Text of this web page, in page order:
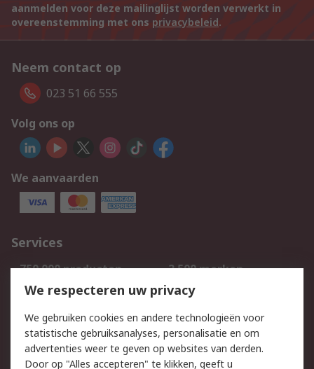
aanmelden voor deze mailinglijst worden verwerkt in
overeenstemming met ons privacybeleid.
Neem contact op
023 51 66 555
Volg ons op
We aanvaarden
Services
750.000 producten
2.500 merken
Bestellen
Inkoopoplossingen
Track & Trace
Wettelijk
We respecteren uw privacy
We gebruiken cookies en andere technologieën voor
statistische gebruiksanalyses, personalisatie en om
advertenties weer te geven op websites van derden.
Door op "Alles accepteren" te klikken, geeft u